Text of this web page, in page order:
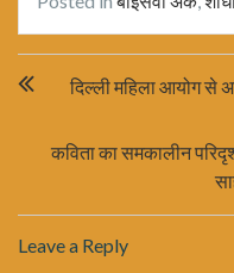
navigationदिल्ली महिला आयोग से
कविता का समकालीन
Leave a Reply